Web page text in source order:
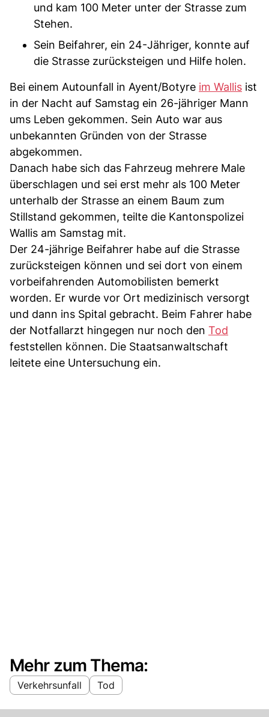
und kam 100 Meter unter der Strasse zum
Stehen.
Sein Beifahrer, ein 24-Jähriger, konnte auf
die Strasse zurücksteigen und Hilfe holen.
Bei einem Autounfall in Ayent/Botyre im Wallis ist
in der Nacht auf Samstag ein 26-jähriger Mann
ums Leben gekommen. Sein Auto war aus
unbekannten Gründen von der Strasse
abgekommen.
Danach habe sich das Fahrzeug mehrere Male
überschlagen und sei erst mehr als 100 Meter
unterhalb der Strasse an einem Baum zum
Stillstand gekommen, teilte die Kantonspolizei
Wallis am Samstag mit.
Der 24-jährige Beifahrer habe auf die Strasse
zurücksteigen können und sei dort von einem
vorbeifahrenden Automobilisten bemerkt
worden. Er wurde vor Ort medizinisch versorgt
und dann ins Spital gebracht. Beim Fahrer habe
der Notfallarzt hingegen nur noch den Tod
feststellen können. Die Staatsanwaltschaft
leitete eine Untersuchung ein.
Mehr zum Thema:
Verkehrsunfall Tod